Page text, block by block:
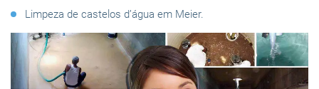
Limpeza de castelos d’água em Meier.